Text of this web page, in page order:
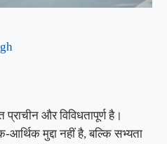
प्राचीन और विविधतापूर्ण है।
मुद्दा नहीं है, बल्कि सभ्यता